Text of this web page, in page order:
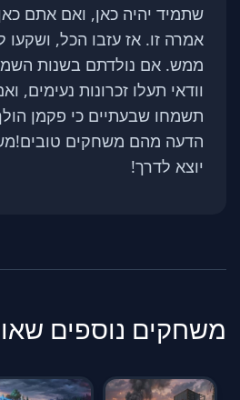
שתמיד יהיה כאן, ואם אתם
אמרה זו. אז עזבו הכל, ושקעו
ממש. אם נולדתם בשנות
וודאי תעלו זכרונות נעימים,
תשמחו שבעתיים כי פקמן
הדעה מהם משחקים
יוצא לדרך!
משחקים נוספים